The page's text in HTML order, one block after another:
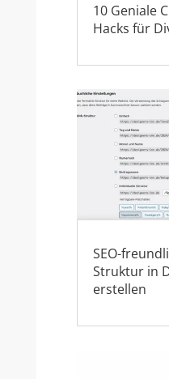
10 Geniale
Hacks für
SEO-
Struktur in
erstellen